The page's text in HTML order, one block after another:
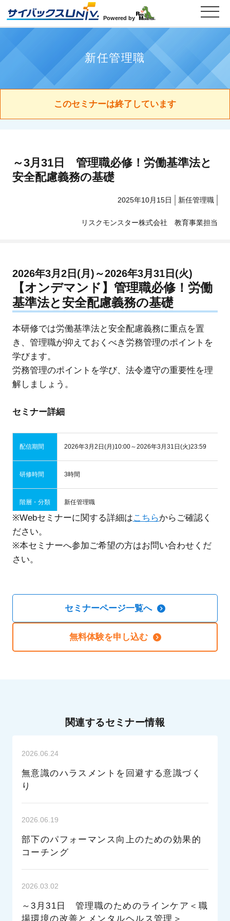
Powered by
新任管理職
このセミナーは終了しています
～3月31日 管理職必修！労働基準法と
安全配慮義務の基礎
2025年10月15日 新任管理職
リスクモンスター株式会社 教育事業担当
2026年3月2日(月)～2026年3月31日(火)
【オンデマンド】管理職必修！労働
基準法と安全配慮義務の基礎
本研修では労働基準法と安全配慮義務に重点を置
き、管理職が抑えておくべき労務管理のポイントを
学びます。
労務管理のポイントを学び、法令遵守の重要性を理
解しましょう。
セミナー詳細
配信期間 2026年3月2日(月)10:00～2026年3月31日(火)23:59
研修時間 3時間
階層・分類 新任管理職
受講形式
※「受講者アンケート」にご回答いただいた参加者に限り
・月～水曜申込分 ：毎週金曜12時 ※祝日にかかる場合
・労働基準法の抑えておくべきポイント
対象 サイバックスUniv.会員様
※Webセミナーに関する詳細はこちらからご確認く
ださい。
※本セミナーへ参加ご希望の方はお問い合わせくだ
さい。
セミナーページ一覧へ
無料体験を申し込む
関連するセミナー情報
2026.06.24
無意識のハラスメントを回避する意識づく
り
2026.06.19
部下のパフォーマンス向上のための効果的
コーチング
2026.03.02
～3月31日 管理職のためのラインケア＜職
場環境の改善とメンタルヘルス管理＞